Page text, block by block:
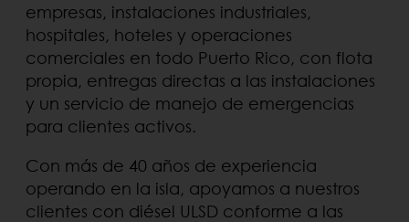
empresas, instalaciones industriales,
hospitales, hoteles y operaciones
comerciales en todo Puerto Rico, con flota
propia, entregas directas a las instalaciones
y un servicio de manejo de emergencias
para clientes activos.
Con más de 40 años de experiencia
operando en la isla, apoyamos a nuestros
clientes con diésel ULSD conforme a las